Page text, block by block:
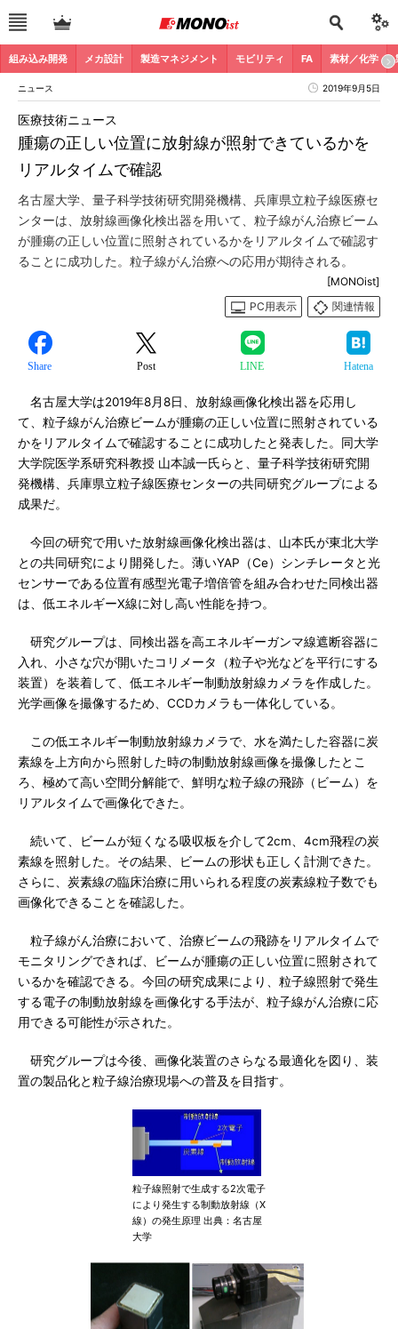
組み込み開発 メカ設計 製造マネジメント モビリティ FA 素材／化学
ニュース 2019年9月5日
腫瘍の正しい位置に放射線が照射できているかを
リアルタイムで確認
医療技術ニュース
名古屋大学、量子科学技術研究開発機構、兵庫県立粒子線医療セ
ンターは、放射線画像化検出器を用いて、粒子線がん治療ビーム
が腫瘍の正しい位置に照射されているかをリアルタイムで確認す
ることに成功した。粒子線がん治療への応用が期待される。
[MONOist]
PC用表示
関連情報
Share Post LINE Hatena
名古屋大学は2019年8月8日、放射線画像化検出器を応用し
て、粒子線がん治療ビームが腫瘍の正しい位置に照射されている
かをリアルタイムで確認することに成功したと発表した。同大学
大学院医学系研究科教授 山本誠一氏らと、量子科学技術研究開
発機構、兵庫県立粒子線医療センターの共同研究グループによる
成果だ。
今回の研究で用いた放射線画像化検出器は、山本氏が東北大学
との共同研究により開発した。薄いYAP（Ce）シンチレータと光
センサーである位置有感型光電子増倍管を組み合わせた同検出器
は、低エネルギーX線に対し高い性能を持つ。
研究グループは、同検出器を高エネルギーガンマ線遮断容器に
入れ、小さな穴が開いたコリメータ（粒子や光などを平行にする
装置）を装着して、低エネルギー制動放射線カメラを作成した。
光学画像を撮像するため、CCDカメラも一体化している。
この低エネルギー制動放射線カメラで、水を満たした容器に炭
素線を上方向から照射した時の制動放射線画像を撮像したとこ
ろ、極めて高い空間分解能で、鮮明な粒子線の飛跡（ビーム）を
リアルタイムで画像化できた。
続いて、ビームが短くなる吸収板を介して2cm、4cm飛程の炭
素線を照射した。その結果、ビームの形状も正しく計測できた。
さらに、炭素線の臨床治療に用いられる程度の炭素線粒子数でも
画像化できることを確認した。
粒子線がん治療において、治療ビームの飛跡をリアルタイムで
モニタリングできれば、ビームが腫瘍の正しい位置に照射されて
いるかを確認できる。今回の研究成果により、粒子線照射で発生
する電子の制動放射線を画像化する手法が、粒子線がん治療に応
用できる可能性が示された。
研究グループは今後、画像化装置のさらなる最適化を図り、装
置の製品化と粒子線治療現場への普及を目指す。
粒子線照射で生成する2次電子
により発生する制動放射線（X
線）の発生原理 出典：名古屋
大学